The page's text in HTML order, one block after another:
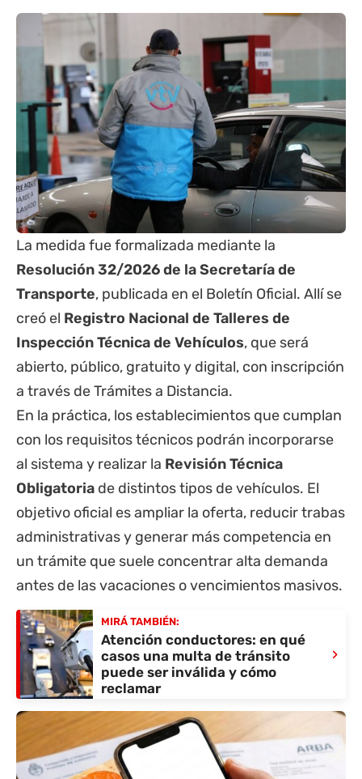
La medida fue formalizada mediante la
Resolución 32/2026 de la Secretaría de
Transporte, publicada en el Boletín Oficial. Allí se
creó el Registro Nacional de Talleres de
Inspección Técnica de Vehículos, que será
abierto, público, gratuito y digital, con inscripción
a través de Trámites a Distancia.
En la práctica, los establecimientos que cumplan
con los requisitos técnicos podrán incorporarse
al sistema y realizar la Revisión Técnica
Obligatoria de distintos tipos de vehículos. El
objetivo oficial es ampliar la oferta, reducir trabas
administrativas y generar más competencia en
un trámite que suele concentrar alta demanda
antes de las vacaciones o vencimientos masivos.
MIRÁ TAMBIÉN:
Atención conductores: en qué
casos una multa de tránsito
puede ser inválida y cómo
reclamar
›